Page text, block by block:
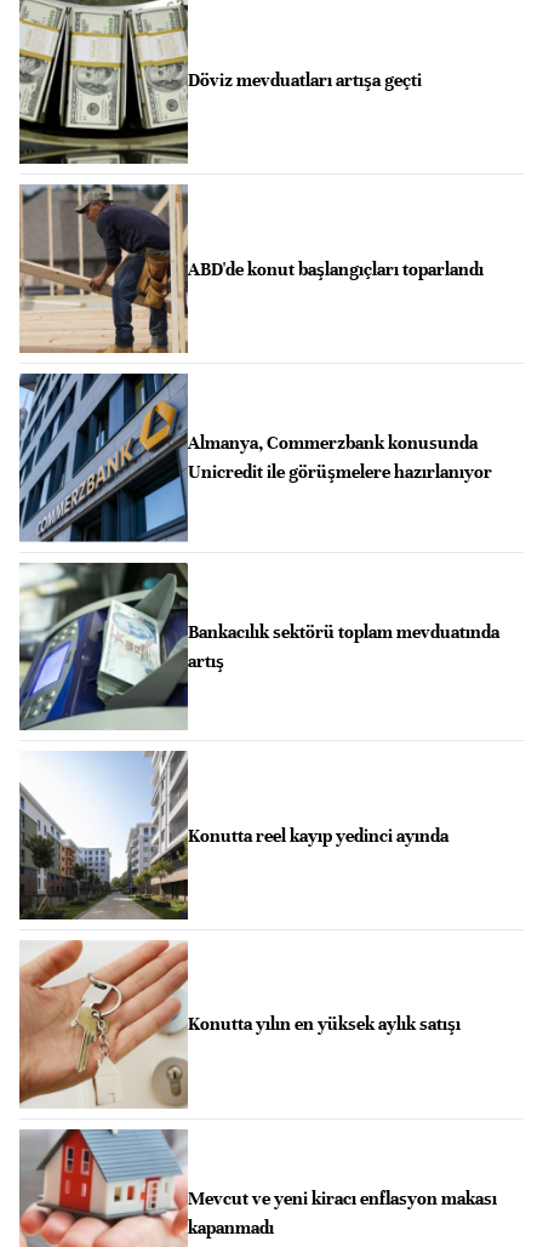
Döviz mevduatları artışa geçti
ABD'de konut başlangıçları toparlandı
Almanya, Commerzbank konusunda
Unicredit ile görüşmelere hazırlanıyor
Bankacılık sektörü toplam mevduatında
artış
Konutta reel kayıp yedinci ayında
Konutta yılın en yüksek aylık satışı
Mevcut ve yeni kiracı enflasyon makası
kapanmadı